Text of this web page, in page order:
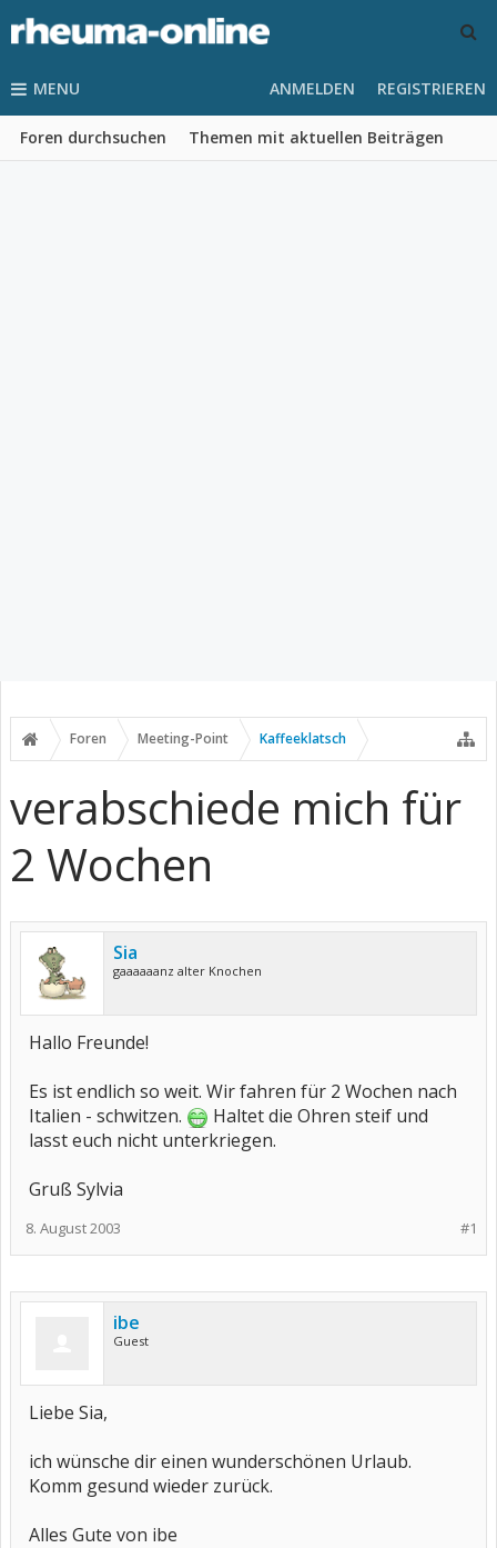
MENU
Foren durchsuchen Themen mit aktuellen Beiträgen
ANMELDEN REGISTRIEREN
Foren Meeting-Point Kaffeeklatsch
verabschiede mich für
2 Wochen
Sia
gaaaaaanz alter Knochen
Hallo Freunde!
Es ist endlich so weit. Wir fahren für 2 Wochen nach
Italien - schwitzen.
Haltet die Ohren steif und
lasst euch nicht unterkriegen.
Gruß Sylvia
#1
8. August 2003
ibe
Guest
Liebe Sia,
ich wünsche dir einen wunderschönen Urlaub.
Komm gesund wieder zurück.
Alles Gute von ibe